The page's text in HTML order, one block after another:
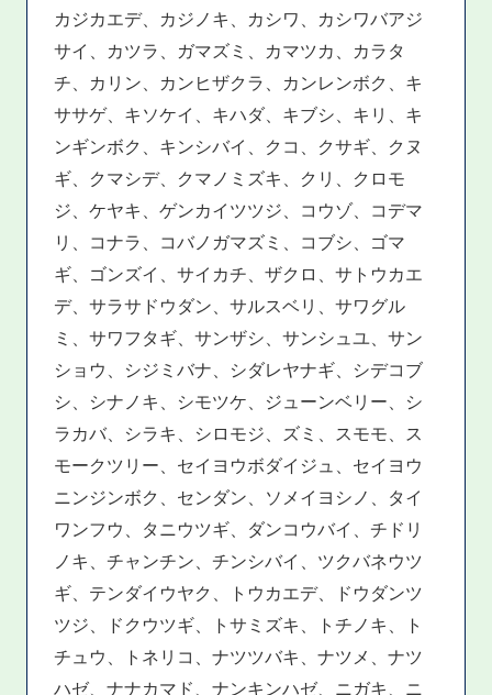
カジカエデ、カジノキ、カシワ、カシワバアジ
サイ、カツラ、ガマズミ、カマツカ、カラタ
チ、カリン、カンヒザクラ、カンレンボク、キ
ササゲ、キソケイ、キハダ、キブシ、キリ、キ
ンギンボク、キンシバイ、クコ、クサギ、クヌ
ギ、クマシデ、クマノミズキ、クリ、クロモ
ジ、ケヤキ、ゲンカイツツジ、コウゾ、コデマ
リ、コナラ、コバノガマズミ、コブシ、ゴマ
ギ、ゴンズイ、サイカチ、ザクロ、サトウカエ
デ、サラサドウダン、サルスベリ、サワグル
ミ、サワフタギ、サンザシ、サンシュユ、サン
ショウ、シジミバナ、シダレヤナギ、シデコブ
シ、シナノキ、シモツケ、ジューンベリー、シ
ラカバ、シラキ、シロモジ、ズミ、スモモ、ス
モークツリー、セイヨウボダイジュ、セイヨウ
ニンジンボク、センダン、ソメイヨシノ、タイ
ワンフウ、タニウツギ、ダンコウバイ、チドリ
ノキ、チャンチン、チンシバイ、ツクバネウツ
ギ、テンダイウヤク、トウカエデ、ドウダンツ
ツジ、ドクウツギ、トサミズキ、トチノキ、ト
チュウ、トネリコ、ナツツバキ、ナツメ、ナツ
ハゼ、ナナカマド、ナンキンハゼ、ニガキ、ニ